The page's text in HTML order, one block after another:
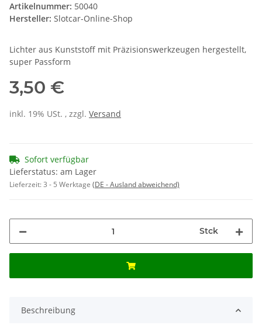
Artikelnummer: 50040
Hersteller: Slotcar-Online-Shop
Lichter aus Kunststoff mit Präzisionswerkzeugen hergestellt,
super Passform
3,50 €
inkl. 19% USt. , zzgl. Versand
Sofort verfügbar
Lieferstatus: am Lager
Lieferzeit:3 - 5 Werktage (DE - Ausland abweichend)
Stck
Beschreibung